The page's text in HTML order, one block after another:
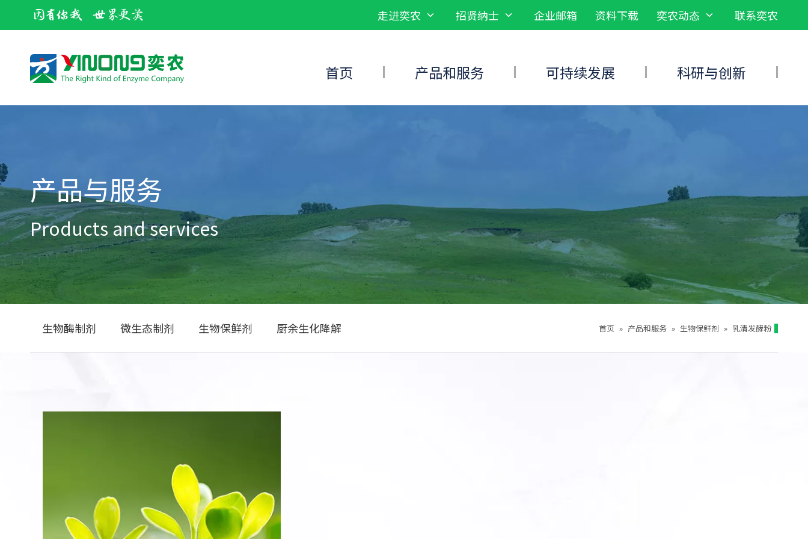
走进奕农 招贤纳士 企业邮箱 资料下载 奕农动态 联系奕农
首页 产品和服务 可持续发展 科研与创新
产品与服务
Products and services
生物酶制剂 微生态制剂 生物保鲜剂 厨余生化降解 首页 » 产品和服务 » 生物保鲜剂 » 乳清发酵粉